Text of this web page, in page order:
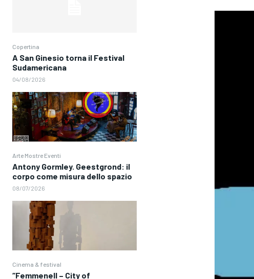
Copertina
A San Ginesio torna il Festival
Sudamericana
04/08/2026
Arte Mostre Eventi
Antony Gormley. Geestgrond: il
corpo come misura dello spazio
08/07/2026
Cinema & festival
“Femmenell – City of